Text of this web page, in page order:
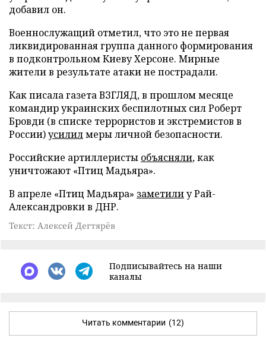
добавил он.
Военнослужащий отметил, что это не первая
ликвидированная группа данного формирования
в подконтрольном Киеву Херсоне. Мирные
жители в результате атаки не пострадали.
Как писала газета ВЗГЛЯД, в прошлом месяце
командир украинских беспилотных сил Роберт
Бровди (в списке террористов и экстремистов в
России)усилилмеры личной безопасности.
Российские артиллеристы объясняли, как
уничтожают «Птиц Мадьяра».
В апреле «Птиц Мадьяра» заметилиу Рай-
Александровки в ДНР.
Текст: Алексей Дегтярёв
Подписывайтесь на наши
каналы
Читать комментарии (12)